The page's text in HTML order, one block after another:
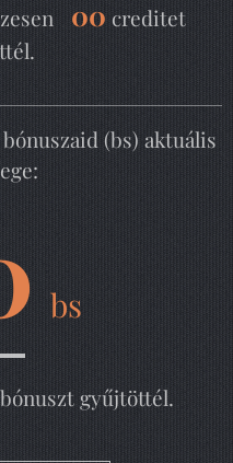
00 creditet
(bs) aktuális
bs
bónuszt gyűjtöttél.